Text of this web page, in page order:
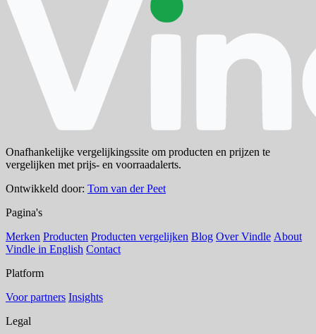
Onafhankelijke vergelijkingssite om producten en prijzen te
vergelijken met prijs- en voorraadalerts.
Ontwikkeld door: Tom van der Peet
Pagina's
Merken Producten Producten vergelijken Blog Over Vindle About
Vindle in English Contact
Platform
Voor partners Insights
Legal